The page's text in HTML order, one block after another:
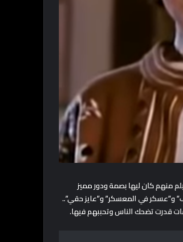
منهم كان ليها بصمة ودور مميز
مع الناس.. “الناظر” و”عبود على الحدود” و”55 إسعاف” و”عسكر في المعسكر” و”عايز حقي”..
قدرت تضحك الناس وتحببهم فيها.